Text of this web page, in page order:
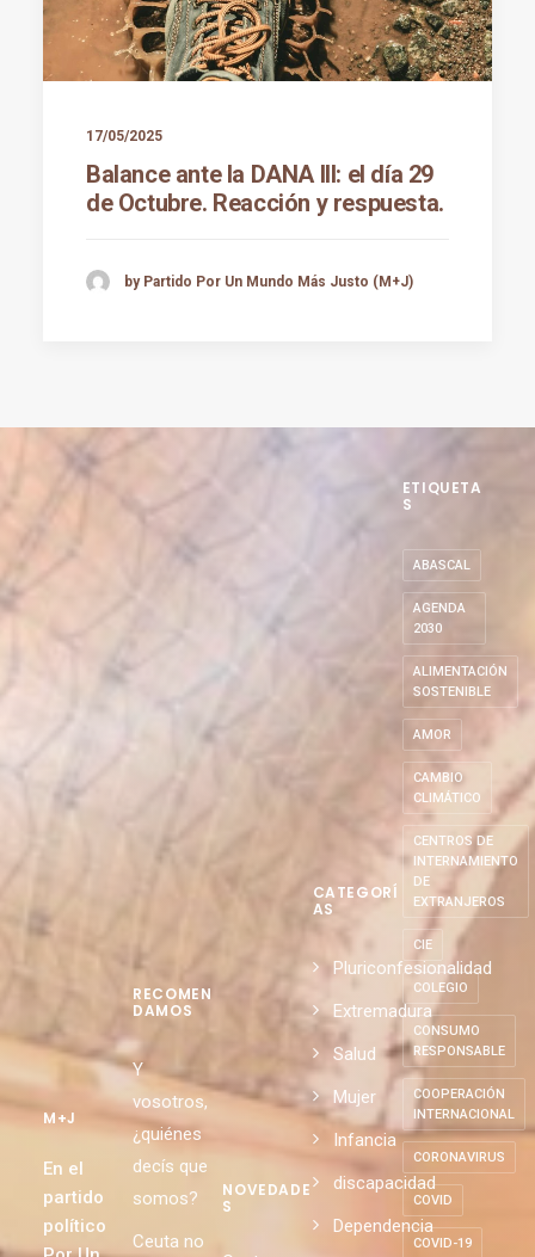
17/05/2025
Balance ante la DANA III: el día 29
de Octubre. Reacción y respuesta.
by Partido Por Un Mundo Más Justo (M+J)
M+J
En el
partido
político
RECOMEN
DAMOS
Y
vosotros,
¿quiénes
decís que
somos?
Ceuta no
NOVEDADE
S
CATEGORÍ
AS
Pluriconfesionalidad
Extremadura
Salud
Mujer
Infancia
discapacidad
Dependencia
ETIQUETA
S
ABASCAL
AGENDA
2030
ALIMENTACIÓN
SOSTENIBLE
AMOR
CAMBIO
CLIMÁTICO
CENTROS DE
INTERNAMIENTO
DE
EXTRANJEROS
CIE
COLEGIO
CONSUMO
RESPONSABLE
COOPERACIÓN
INTERNACIONAL
CORONAVIRUS
COVID
COVID-19